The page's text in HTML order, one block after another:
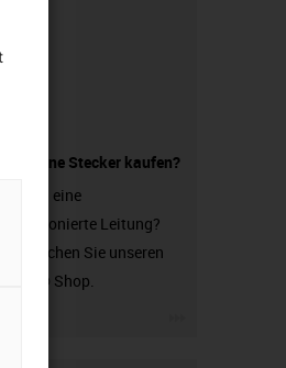
ohne Stecker kaufen?
suchen eine
Leitung?
besuchen Sie unseren
Shop.